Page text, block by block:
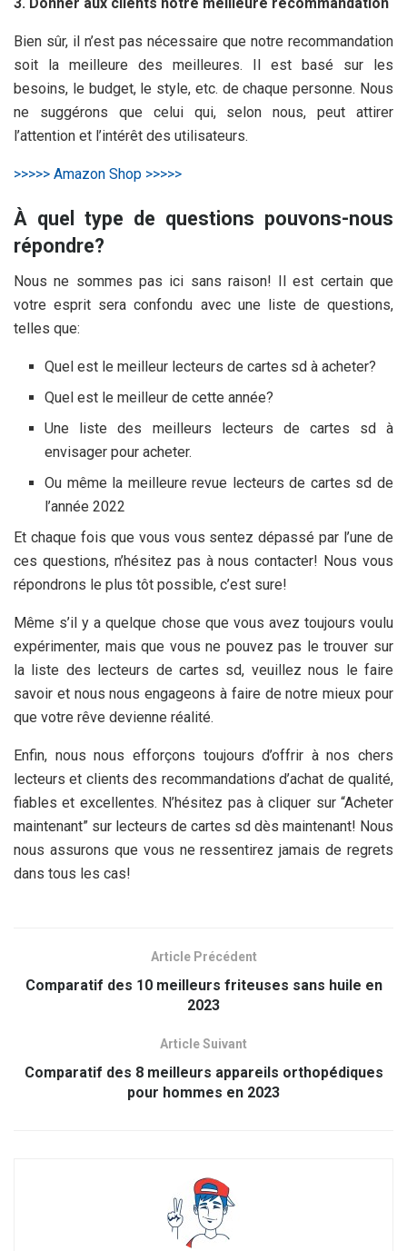
Bien sûr, il n’est pas nécessaire que notre recommandation
soit la meilleure des meilleures. Il est basé sur les
besoins, le budget, le style, etc. de chaque personne. Nous
ne suggérons que celui qui, selon nous, peut attirer
l’attention et l’intérêt des utilisateurs.
>>>>> Amazon Shop >>>>>
À quel type de questions pouvons-nous
répondre?
Nous ne sommes pas ici sans raison! Il est certain que
votre esprit sera confondu avec une liste de questions,
telles que:
Quel est le meilleur lecteurs de cartes sd à acheter?
Quel est le meilleurde cette année?
Une liste des meilleurs lecteurs de cartes sd à
envisager pour acheter.
Ou même la meilleure revue lecteurs de cartes sd de
l’année 2022
Et chaque fois que vous vous sentez dépassé par l’une de
ces questions, n’hésitez pas à nous contacter! Nous vous
répondrons le plus tôt possible, c’est sure!
Même s’il y a quelque chose que vous avez toujours voulu
expérimenter, mais que vous ne pouvez pas le trouver sur
la liste des lecteurs de cartes sd, veuillez nous le faire
savoir et nous nous engageons à faire de notre mieux pour
que votre rêve devienne réalité.
Enfin, nous nous efforçons toujours d’offrir à nos chers
lecteurs et clients des recommandations d’achat de qualité,
fiables et excellentes. N’hésitez pas à cliquer sur “Acheter
maintenant” sur lecteurs de cartes sd dès maintenant! Nous
nous assurons que vous ne ressentirez jamais de regrets
dans tous les cas!
Article Précédent
Comparatif des 10 meilleurs friteuses sans huile en
2023
Article Suivant
Comparatif des 8 meilleurs appareils orthopédiques
pour hommes en 2023